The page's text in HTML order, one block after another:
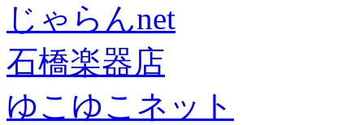
じゃらんnet
石橋楽器店
ゆこゆこネット